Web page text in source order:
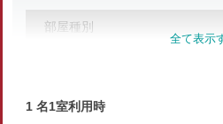
部屋種別
1 名1室利用時